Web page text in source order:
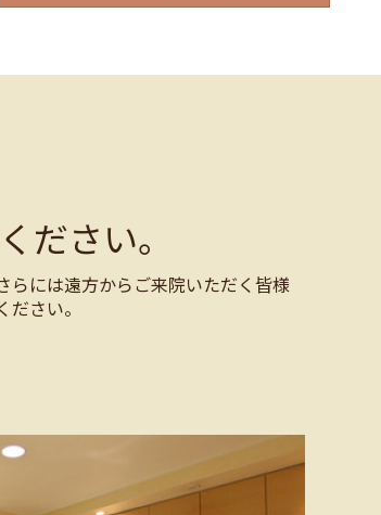
ださい。
らには遠方からご来院いただく皆様
さい。